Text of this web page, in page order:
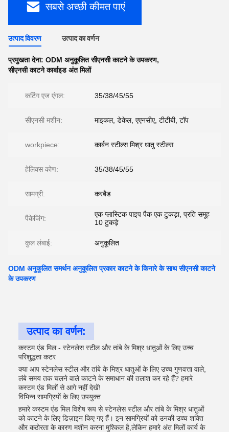
सबसे अच्छी कीमत पाएं
उत्पाद विवरण उत्पाद का वर्णन
प्रमुखता देना: ODM अनुकूलित सीएनसी काटने के उपकरण,
सीएनसी काटने कार्बाइड अंत मिलों
कटिंग एज एंगल: 35/38/45/55
सीएनसी मशीन: माइकल, डेकेल, एएनसीए, टीटीबी, टॉप
workpiece: कार्बन स्टील्स मिश्र धातु स्टील्स
हेलिक्स कोण: 35/38/45/55
सामग्री: करबैड
पैकेजिंग:
एक प्लास्टिक पाइप पैक एक टुकड़ा, प्रति समूह
10 टुकड़े
कुल लंबाई: अनुकूलित
ODM अनुकूलित समर्थन अनुकूलित प्रकार काटने के किनारे के साथ सीएनसी काटने
के उपकरण
उत्पाद का वर्णन:
कस्टम एंड मिल - स्टेनलेस स्टील और तांबे के मिश्र धातुओं के लिए उच्च
परिशुद्धता कटर
क्या आप स्टेनलेस स्टील और तांबे के मिश्र धातुओं के लिए उच्च गुणवत्ता वाले,
लंबे समय तक चलने वाले काटने के समाधान की तलाश कर रहे हैं? हमारे
कस्टम एंड मिलों से आगे नहीं देखें!
विभिन्न सामग्रियों के लिए उपयुक्त
हमारे कस्टम एंड मिल विशेष रूप से स्टेनलेस स्टील और तांबे के मिश्र धातुओं
को काटने के लिए डिज़ाइन किए गए हैं। इन सामग्रियों को उनकी उच्च शक्ति
और कठोरता के कारण मशीन करना मुश्किल है,लेकिन हमारे अंत मिलों कार्य के